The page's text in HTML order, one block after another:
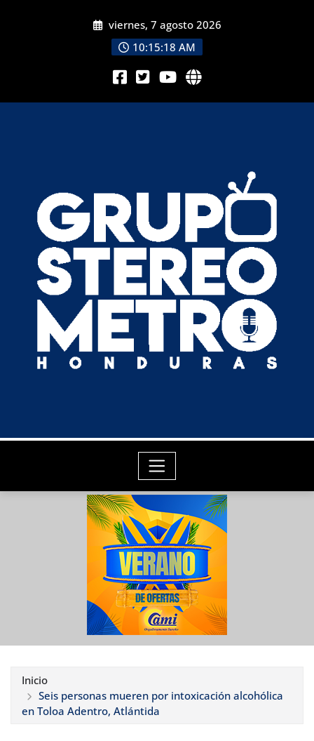
viernes, 7 agosto 2026
10:15:19 AM
Inicio
Seis personas mueren por intoxicación alcohólica
en Toloa Adentro, Atlántida